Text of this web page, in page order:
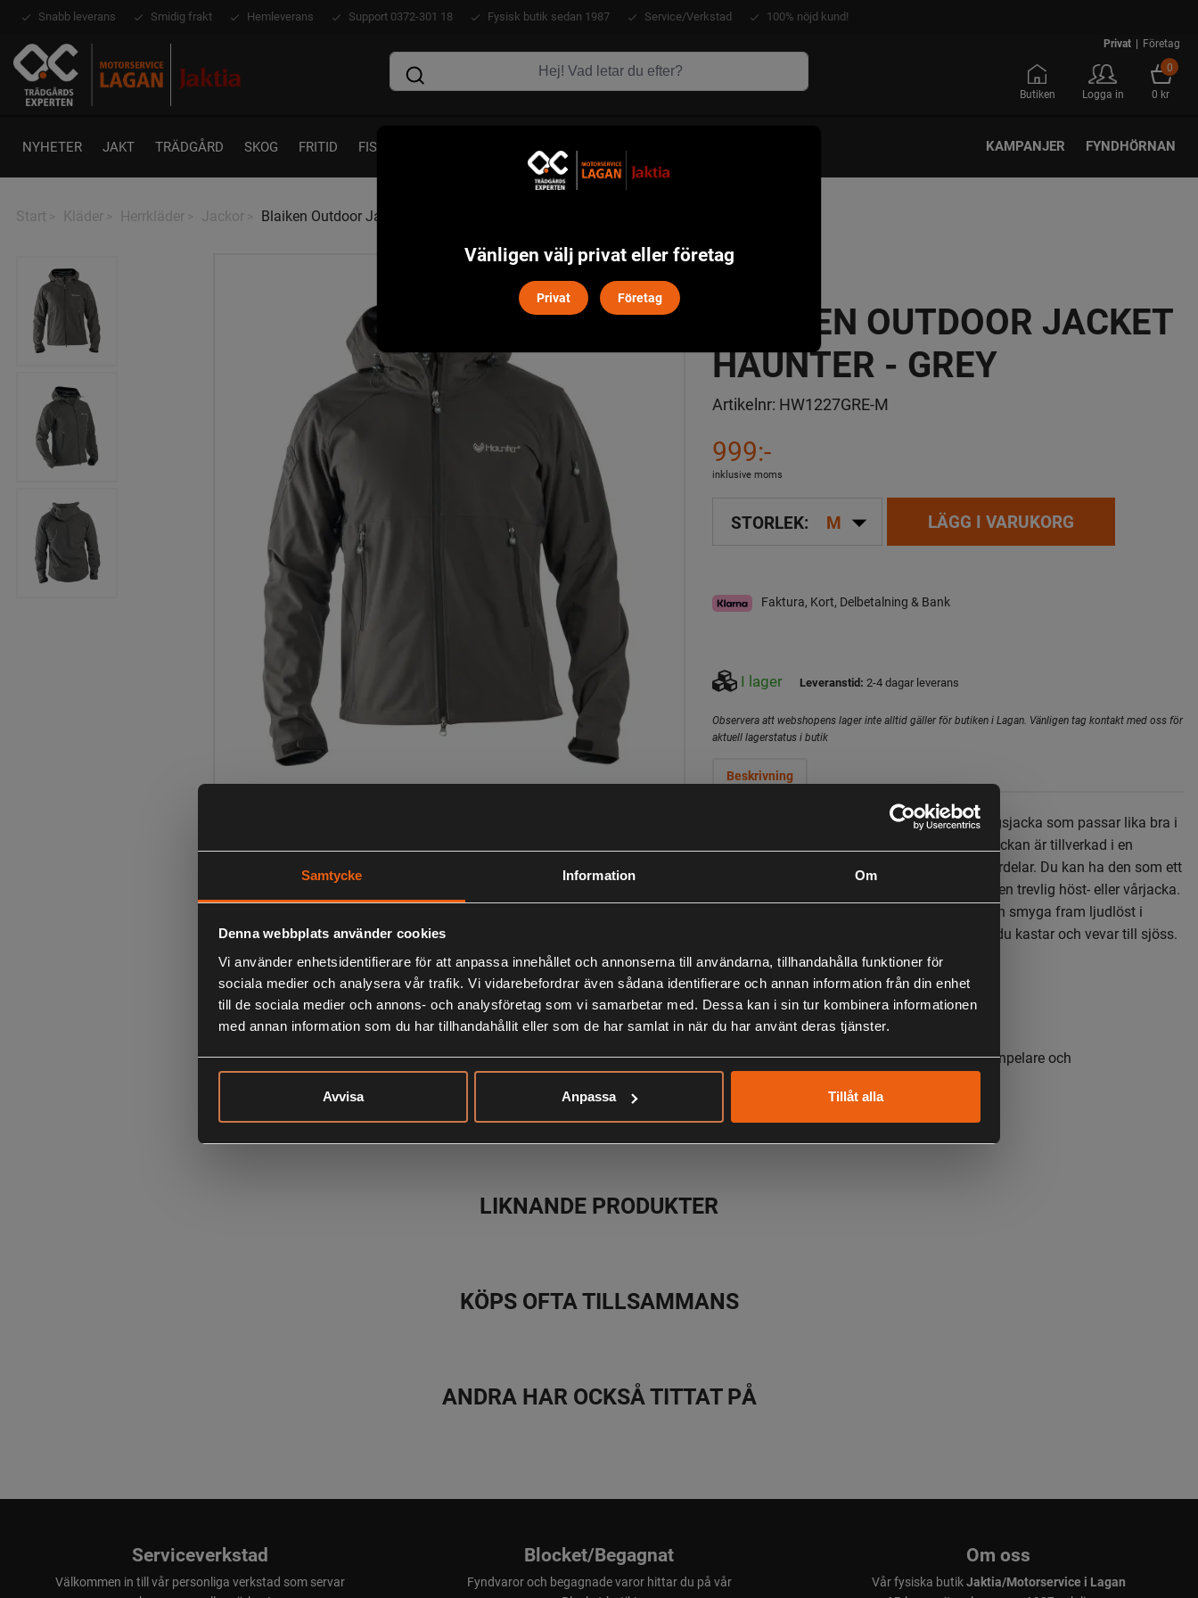
Samtycke Information Om
Denna webbplats använder cookies
Vi använder enhetsidentifierare för att anpassa innehållet och annonserna till användarna, tillhandahålla funktioner för
sociala medier och analysera vår trafik. Vi vidarebefordrar även sådana identifierare och annan information från din enhet
till de sociala medier och annons- och analysföretag som vi samarbetar med. Dessa kan i sin tur kombinera informationen
med annan information som du har tillhandahållit eller som de har samlat in när du har använt deras tjänster.
Avvisa Anpassa Tillåt alla
Snabb leverans Smidig frakt Hemleverans Support 0372-301 18 Fysisk butik sedan 1987 Service/Verkstad 100% nöjd kund!
Privat | Företag
Butiken Logga in
0
0 kr
NYHETER JAKT TRÄDGÅRD SKOG FRITID FISKE KAMPANJER FYNDHÖRNAN
Start > Kläder > Herrkläder > Jackor > Blaiken Outdoor Jacket Haunter - Grey
BLAIKEN OUTDOOR JACKET
HAUNTER - GREY
Artikelnr: HW1227GRE-M
999:-
inklusive moms
STORLEK: M arrow_drop_down LÄGG I VARUKORG
Faktura, Kort, Delbetalning & Bank
I lager Leveranstid: 2-4 dagar leverans
Observera att webshopens lager inte alltid gäller för butiken i Lagan. Vänligen tag kontakt med oss för
aktuell lagerstatus i butik
Beskrivning
Blaiken är en riktigt snygg och praktisk vardagsjacka som passar lika bra i
skog och mark som på promenaden i stan. Jackan är tillverkad i en
trelagers lättvikts konstruktion med många fördelar. Du kan ha den som ett
skalplagg under den kalla årstiden, -eller som en trevlig höst- eller vårjacka.
Tillverkad i prasselfritt, stretchigt tyg så du kan smyga fram ljudlöst i
skogen. Samt så slipper du störande ljud när du kastar och vevar till sjöss.
- Rymliga fickor, frontfickor samt armficka.
- Justerbar midja och arm slut.
- Tyst och mjukt tyg.
- Ventilation under armarna.
- Vind och vattentätt membran 8000mm vattenpelare och
5000mm/m2/24h i andningsförmåga.
- Yttertyg: 92% POLYESTER 8% SPANDEX
- Innertyg: 100% POLYESTER
LIKNANDE PRODUKTER
KÖPS OFTA TILLSAMMANS
ANDRA HAR OCKSÅ TITTAT PÅ
Serviceverkstad
Välkommen in till vår personliga verkstad som servar
Blocket/Begagnat
Fyndvaror och begagnade varor hittar du på vår
Om oss
Vår fysiska butikJaktia/Motorservice i Lagan
Vänligen välj privat eller företag
Privat Företag